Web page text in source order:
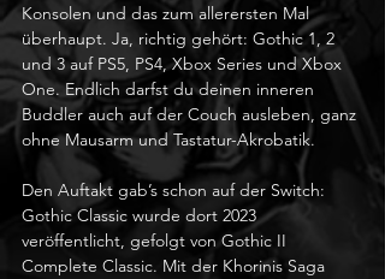
Konsolen und das zum allerersten Mal
überhaupt. Ja, richtig gehört: Gothic 1, 2
und 3 auf PS5, PS4, Xbox Series und Xbox
One. Endlich darfst du deinen inneren
Buddler auch auf der Couch ausleben, ganz
ohne Mausarm und Tastatur-Akrobatik.
Den Auftakt gab’s schon auf der Switch:
Gothic Classic wurde dort 2023
veröffentlicht, gefolgt von Gothic II
Complete Classic. Mit der Khorinis Saga